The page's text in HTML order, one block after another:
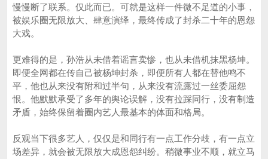
慢慢断了联系。仅此而已。可就是这样一件微不足道的小事，
被娱乐圈无限放大、肆意演绎，最终传成了封杀二十年的恩怨
大戏。
更难得的是，孙浩从未借着谣言卖惨，也从未借机抹黑杨坤。
即便全网都在传自己被杨坤封杀，即便所有人都在替他鸣不
平，他也从来没有附和过半句，从来没有流露过一丝委屈怨
恨。他默默承受了多年的舆论误解，没有拉踩同行，没有制造
矛盾，始终保留着圈内艺人最基本的体面和格局。
反观当下很多艺人，仅仅是和同行有一点工作分歧，有一点立
场差异，就会被无限放大成恩怨纠纷。稍微事业不顺，就立马